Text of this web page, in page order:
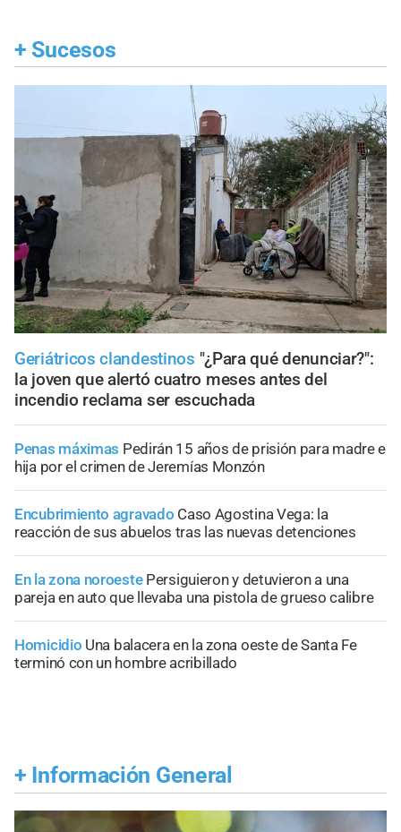
+ Sucesos
Geriátricos clandestinos "¿Para qué denunciar?":
la joven que alertó cuatro meses antes del
incendio reclama ser escuchada
Penas máximas Pedirán 15 años de prisión para madre e
hija por el crimen de Jeremías Monzón
Encubrimiento agravado Caso Agostina Vega: la
reacción de sus abuelos tras las nuevas detenciones
En la zona noroeste Persiguieron y detuvieron a una
pareja en auto que llevaba una pistola de grueso calibre
Homicidio Una balacera en la zona oeste de Santa Fe
terminó con un hombre acribillado
+ Información General